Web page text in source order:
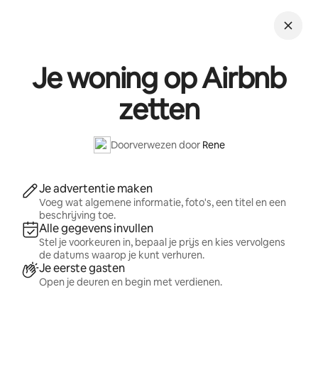
Je woning op Airbnb
zetten
Doorverwezen door Rene
Je advertentie maken
Voeg wat algemene informatie, foto's, een titel en een
beschrijving toe.
Alle gegevens invullen
Stel je voorkeuren in, bepaal je prijs en kies vervolgens
de datums waarop je kunt verhuren.
Je eerste gasten
Open je deuren en begin met verdienen.